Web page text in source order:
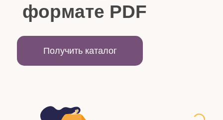
формате PDF
Получить каталог